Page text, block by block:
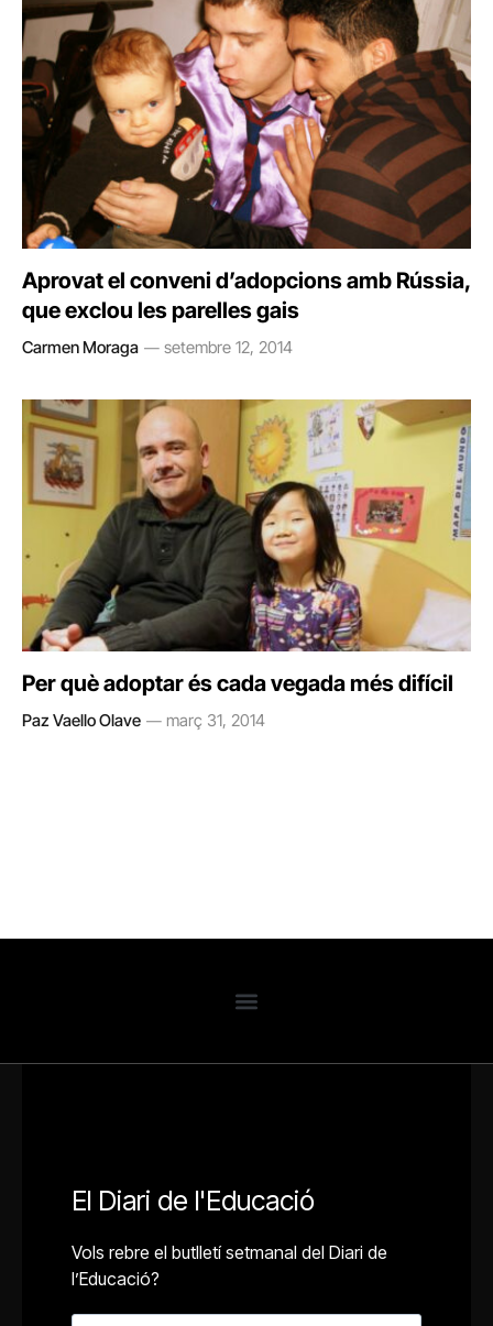
Aprovat el conveni d’adopcions amb Rússia,
que exclou les parelles gais
Carmen Moraga setembre 12, 2014
Per què adoptar és cada vegada més difícil
Paz Vaello Olave març 31, 2014